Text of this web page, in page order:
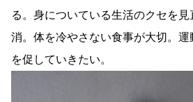
る。身についている生活のクセを
消。体を冷やさない食事が大切。
を促していきたい。